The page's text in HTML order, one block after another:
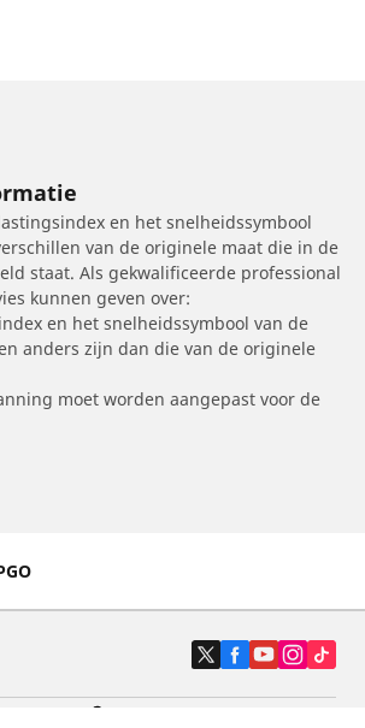
en het snelheidssymbool
van de originele maat die in de
staat. Als gekwalificeerde professional
kunnen geven over:
en het snelheidssymbool van de
anders zijn dan die van de originele
moet worden aangepast voor de